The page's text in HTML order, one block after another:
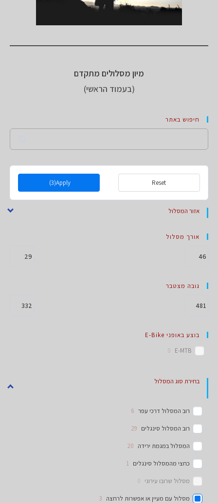
מיון מסלולים מתקדם
(בעמוד הראשי)
חיפוש באתר
Apply
(3) Reset
אזור המסלול
אורך מסלול
גובה מצטבר
בוצע באופני E-Bike
E-MTB
0
בחירת סוג המסלול
רוב המסלול דרכי עפר 6
רוב המסלול סינגלים 29
המסלול במגמת ירידה 20
כחצי מהמסלול סינגלים 1
מסלול שרובו עירוני 0
מסלול עם מעיין או אפשרות לרחצה 3